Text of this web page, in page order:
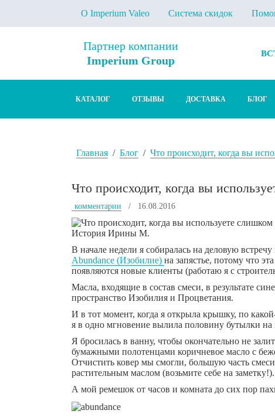
О Imperium Valeo Система скидок
Партнер компании
Imperium Group
КАТАЛОГ ОТЗЫВЫ ДОСТАВКА БЛОГ
Главная / Блог / Что происходит, когда вы
Что происходит, когда вы
комментарии / 16.08.2016
История Ирины М.
В начале недели я собиралась на деловую
Abundance (Изобилие) на запястье, потому что
появляются новые клиенты (работаю я с
Масла, входящие в состав смеси, в результате
пространство Изобилия и Процветания.
И в тот момент, когда я открыла крышку, по
я в одно мгновение вылила половину бутылки на
Я бросилась в ванну, чтобы окончательно не
бумажными полотенцами коричневое масло с
Отчистить ковер мы смогли, большую часть
растительным маслом (возьмите себе на заметку!).
А мой ремешок от часов и комната до сих пор